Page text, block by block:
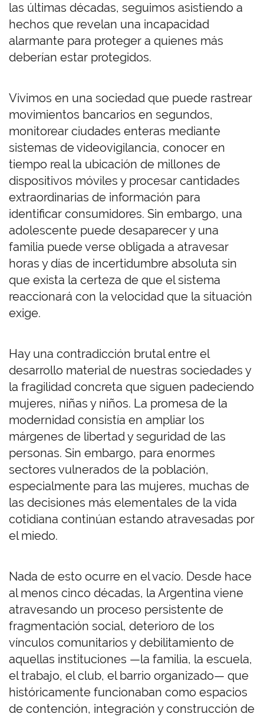
las últimas décadas, seguimos asistiendo a
hechos que revelan una incapacidad
alarmante para proteger a quienes más
deberían estar protegidos.
Vivimos en una sociedad que puede rastrear
movimientos bancarios en segundos,
monitorear ciudades enteras mediante
sistemas de videovigilancia, conocer en
tiempo real la ubicación de millones de
dispositivos móviles y procesar cantidades
extraordinarias de información para
identificar consumidores. Sin embargo, una
adolescente puede desaparecer y una
familia puede verse obligada a atravesar
horas y días de incertidumbre absoluta sin
que exista la certeza de que el sistema
reaccionará con la velocidad que la situación
exige.
Hay una contradicción brutal entre el
desarrollo material de nuestras sociedades y
la fragilidad concreta que siguen padeciendo
mujeres, niñas y niños. La promesa de la
modernidad consistía en ampliar los
márgenes de libertad y seguridad de las
personas. Sin embargo, para enormes
sectores vulnerados de la población,
especialmente para las mujeres, muchas de
las decisiones más elementales de la vida
cotidiana continúan estando atravesadas por
el miedo.
Nada de esto ocurre en el vacío. Desde hace
al menos cinco décadas, la Argentina viene
atravesando un proceso persistente de
fragmentación social, deterioro de los
vínculos comunitarios y debilitamiento de
aquellas instituciones —la familia, la escuela,
el trabajo, el club, el barrio organizado— que
históricamente funcionaban como espacios
de contención, integración y construcción de